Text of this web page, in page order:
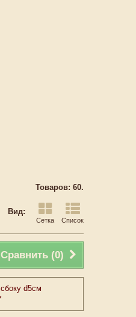
Товаров: 60.
Вид:
Сетка Список
Сравнить (0)